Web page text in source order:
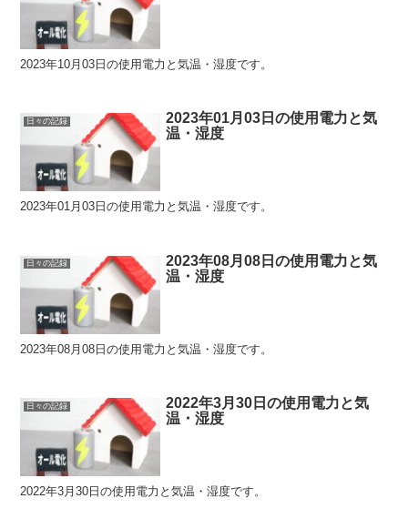
2023年10月03日の使用電力と気温・湿度です。
日々の記録
2023年01月03日の使用電力と気
温・湿度
2023年01月03日の使用電力と気温・湿度です。
日々の記録
2023年08月08日の使用電力と気
温・湿度
2023年08月08日の使用電力と気温・湿度です。
日々の記録
2022年3月30日の使用電力と気
温・湿度
2022年3月30日の使用電力と気温・湿度です。